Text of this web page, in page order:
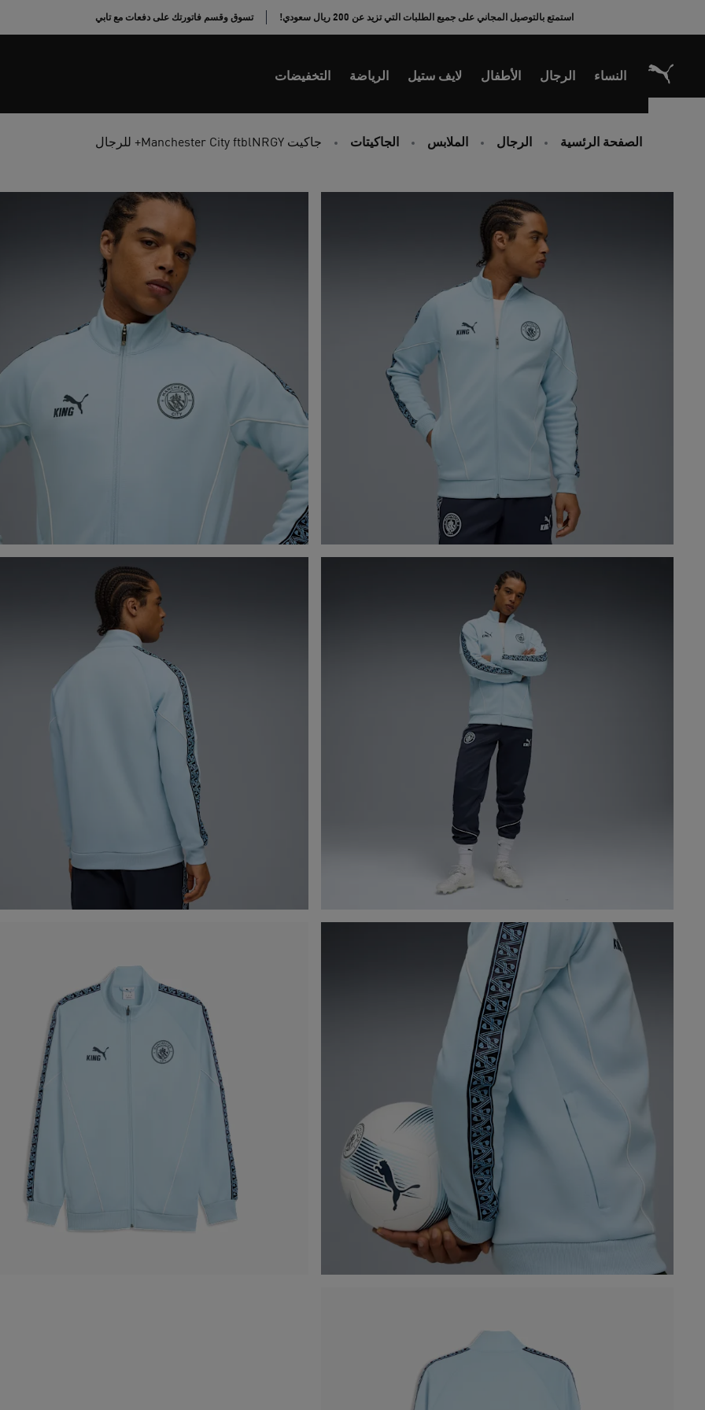
استمتع بالتوصيل المجاني على جميع الطلبات التي تزيد عن 200 ريال سعودي! تسوق وقسم فاتورتك على دفعات مع تابي
النساء الرجال الأطفال لايف ستيل الرياضة التخفيضات
الصفحة الرئسية الرجال الملابس الجاكيتات جاكيت Manchester City ftblNRGY+ للرجال